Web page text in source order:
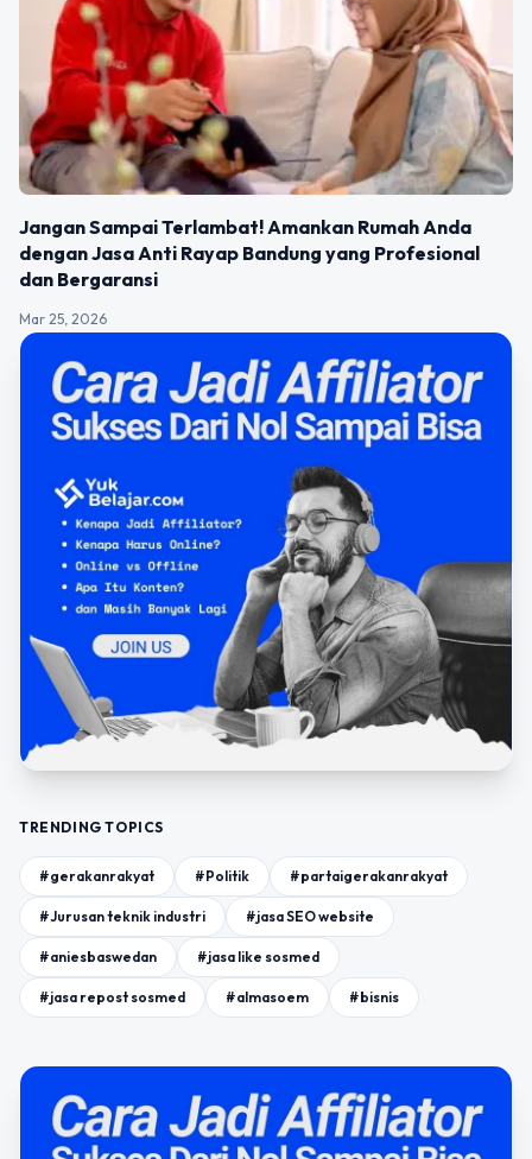
Jangan Sampai Terlambat! Amankan Rumah Anda
dengan Jasa Anti Rayap Bandung yang Profesional
dan Bergaransi
Mar 25, 2026
TRENDING TOPICS
#gerakanrakyat #Politik #partaigerakanrakyat
#Jurusan teknik industri #jasa SEO website
#aniesbaswedan #jasa like sosmed
#jasa repost sosmed #almasoem #bisnis